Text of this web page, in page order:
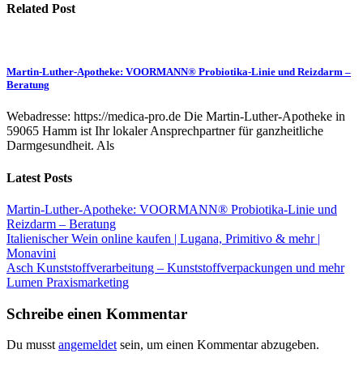
Related Post
Martin-Luther-Apotheke: VOORMANN® Probiotika-Linie und Reizdarm –
Beratung
Webadresse: https://medica-pro.de Die Martin-Luther-Apotheke in
59065 Hamm ist Ihr lokaler Ansprechpartner für ganzheitliche
Darmgesundheit. Als
Latest Posts
Martin-Luther-Apotheke: VOORMANN® Probiotika-Linie und
Reizdarm – Beratung
Italienischer Wein online kaufen | Lugana, Primitivo & mehr |
Monavini
Asch Kunststoffverarbeitung – Kunststoffverpackungen und mehr
Lumen Praxismarketing
Schreibe einen Kommentar
Du musst angemeldet sein, um einen Kommentar abzugeben.